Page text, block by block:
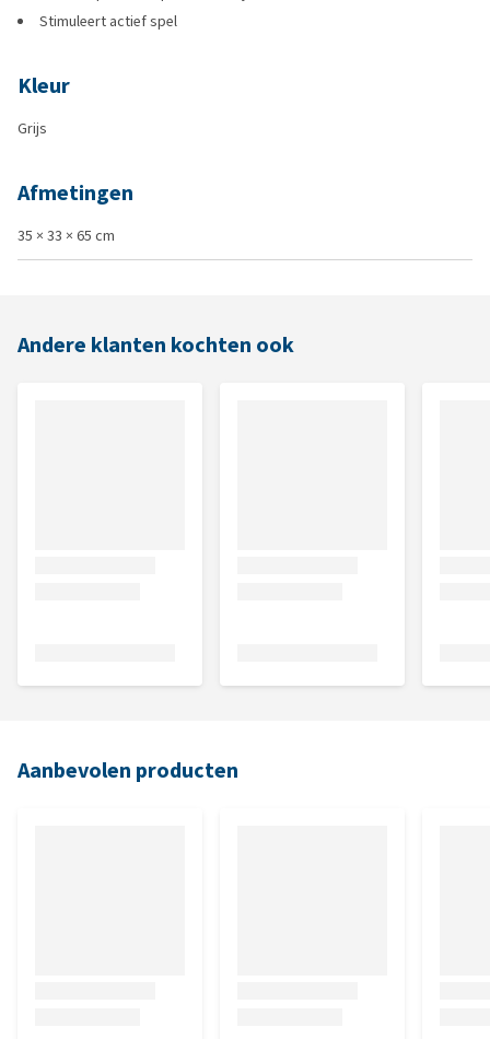
Stimuleert actief spel
Kleur
Grijs
Afmetingen
35 × 33 × 65 cm
Andere klanten kochten ook
Aanbevolen producten